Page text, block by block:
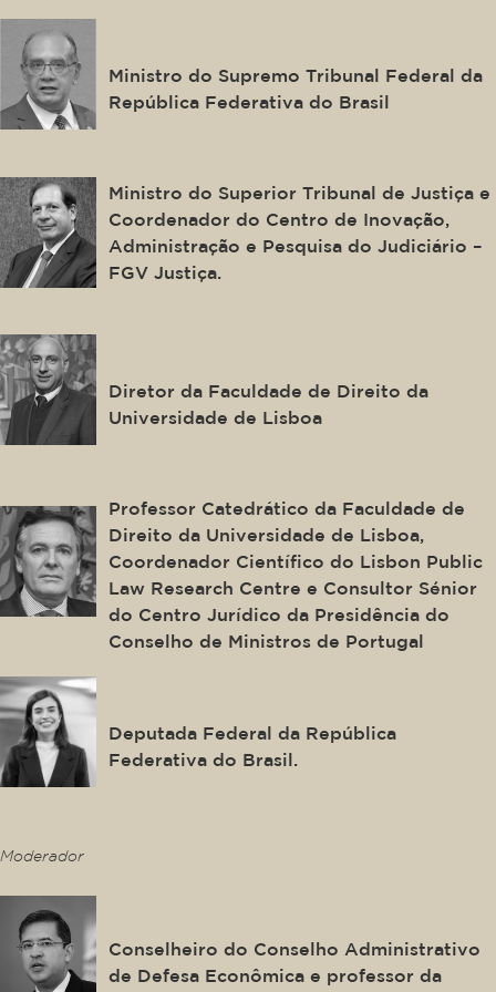
Ministro do Supremo Tribunal Federal da
República Federativa do Brasil
Ministro do Superior Tribunal de Justiça e
Coordenador do Centro de Inovação,
Administração e Pesquisa do Judiciário –
FGV Justiça.
Diretor da Faculdade de Direito da
Universidade de Lisboa
Professor Catedrático da Faculdade de
Direito da Universidade de Lisboa,
Coordenador Científico do Lisbon Public
Law Research Centre e Consultor Sénior
do Centro Jurídico da Presidência do
Conselho de Ministros de Portugal
Deputada Federal da República
Federativa do Brasil.
Moderador
Conselheiro do Conselho Administrativo
de Defesa Econômica e professor da